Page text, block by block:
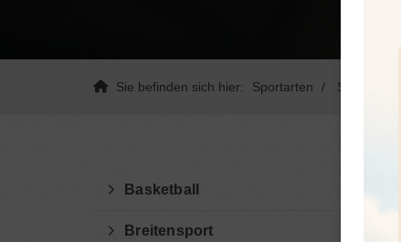
Sie befinden sich hier: Sportarten Schwimmen
Basketball
Breitensport